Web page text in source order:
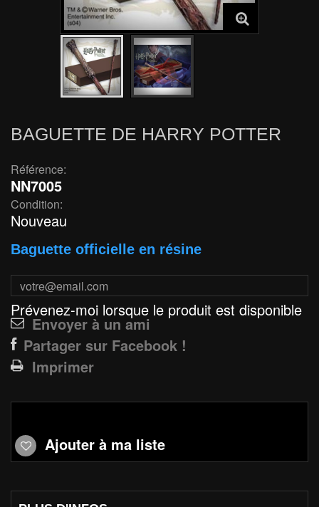
BAGUETTE DE HARRY POTTER
Référence:
NN7005
Condition:
Nouveau
Baguette officielle en résine
Prévenez-moi lorsque le produit est disponible
Envoyer à un ami
Partager sur Facebook !
Imprimer
Ajouter à ma liste